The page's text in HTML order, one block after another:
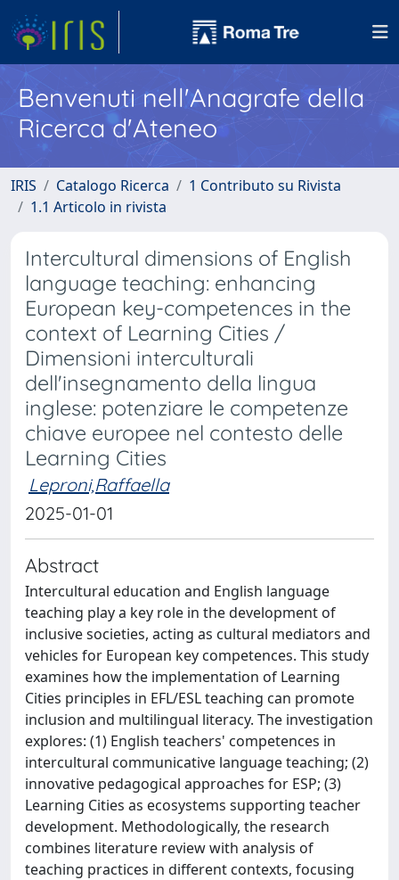
Benvenuti nell'Anagrafe della
Ricerca d'Ateneo
IRIS Catalogo Ricerca
1 Contributo su Rivista
1.1 Articolo in rivista
Intercultural dimensions of English
language teaching: enhancing
European key-competences in the
context of Learning Cities /
Dimensioni interculturali
dell'insegnamento della lingua
inglese: potenziare le competenze
chiave europee nel contesto delle
Learning Cities
Leproni,Raffaella
2025-01-01
Abstract
Intercultural education and English language
teaching play a key role in the development of
inclusive societies, acting as cultural mediators and
vehicles for European key competences. This study
examines how the implementation of Learning
Cities principles in EFL/ESL teaching can promote
inclusion and multilingual literacy. The investigation
explores: (1) English teachers' competences in
intercultural communicative language teaching; (2)
innovative pedagogical approaches for ESP; (3)
Learning Cities as ecosystems supporting teacher
development. Methodologically, the research
combines literature review with analysis of
teaching practices in different contexts, focusing